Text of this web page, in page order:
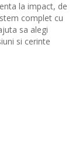
la impact, de
complet cu
sa alegi
si cerinte